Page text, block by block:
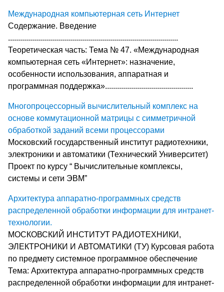
Международная компьютерная сеть Интернет
Содержание. Введение
.....................................................................................
Теоретическая часть: Тема № 47. «Международная
компьютерная сеть «Интернет»: назначение,
особенности использования, аппаратная и
программная поддержка»............................................
Многопроцессорный вычислительный комплекс на
основе коммутационной матрицы с симметричной
обработкой заданий всеми процессорами
Московский государственный институт радиотехники,
электроники и автоматики (Технический Университет)
Проект по курсу “ Вычислительные комплексы,
системы и сети ЭВМ”
Архитектура аппаратно-программных средств
распределенной обработки информации для интранет-
технологии.
МОСКОВСКИЙ ИНСТИТУТ РАДИОТЕХНИКИ,
ЭЛЕКТРОНИКИ И АВТОМАТИКИ (ТУ) Курсовая работа
по предмету системное программное обеспечение
Тема: Архитектура аппаратно-программных средств
распределенной обработки информации для интранет-